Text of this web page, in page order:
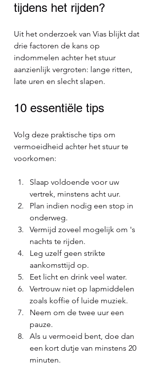
tijdens het rijden?
Uit het onderzoek van Vias blijkt dat
drie factoren de kans op
indommelen achter het stuur
aanzienlijk vergroten: lange ritten,
late uren en slecht slapen.
10 essentiële tips
Volg deze praktische tips om
vermoeidheid achter het stuur te
voorkomen:
Slaap voldoende voor uw
vertrek, minstens acht uur.
Plan indien nodig een stop in
onderweg.
Vermijd zoveel mogelijk om 's
nachts te rijden.
Leg uzelf geen strikte
aankomsttijd op.
Eet licht en drink veel water.
Vertrouw niet op lapmiddelen
zoals koffie of luide muziek.
Neem om de twee uur een
pauze.
Als u vermoeid bent, doe dan
een kort dutje van minstens 20
minuten.